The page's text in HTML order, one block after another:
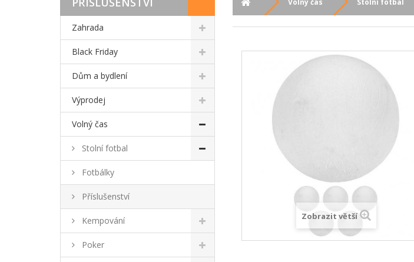
Zahrada
Black Friday
Dům a bydlení
Výprodej
Volný čas
Stolní fotbal
Fotbálky
Příslušenství
Kempování
Poker
Volný čas Stolní fotbal
Zobrazit větší